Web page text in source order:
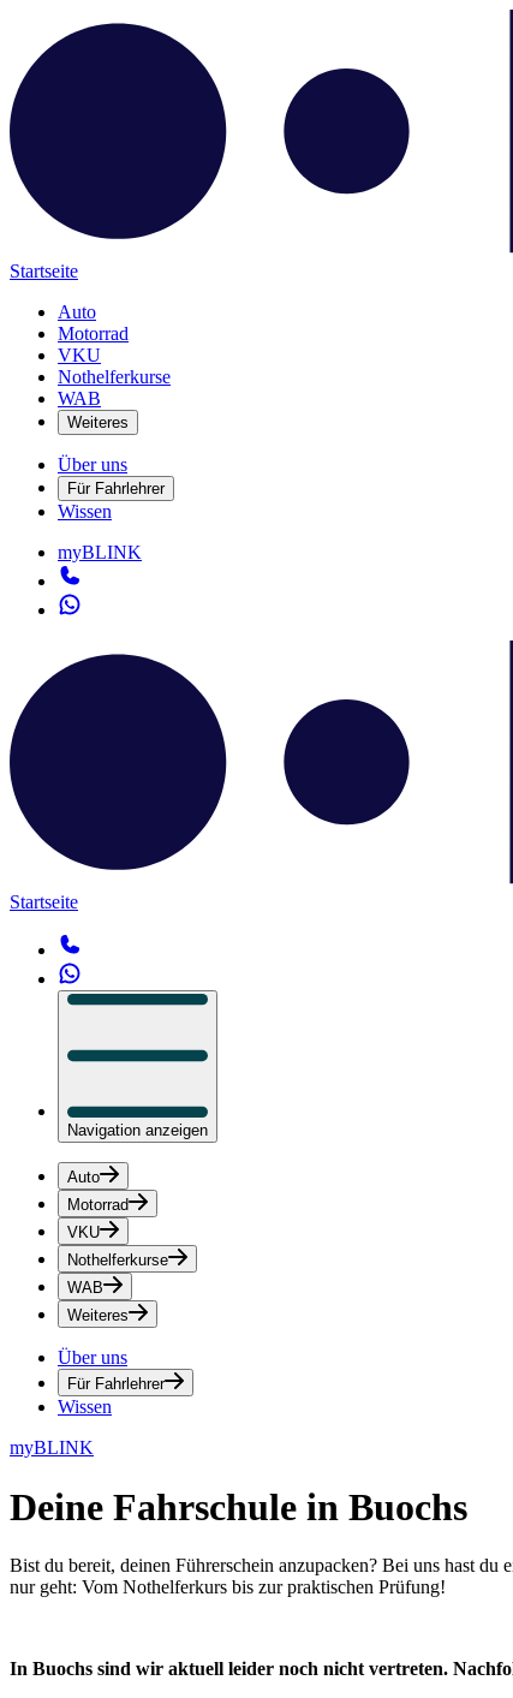
Startseite
Auto
Motorrad
VKU
Nothelferkurse
WAB
Weiteres
Über uns
Für Fahrlehrer
Wissen
myBLINK
Startseite
Navigation anzeigen
Auto
Motorrad
VKU
Nothelferkurse
WAB
Weiteres
Über uns
Für Fahrlehrer
Wissen
myBLINK
Deine Fahrschule in Buochs
Bist du bereit, deinen Führerschein anzupacken? Bei uns hast du
nur geht: Vom Nothelferkurs bis zur praktischen Prüfung!
In Buochs sind wir aktuell leider noch nicht vertreten.